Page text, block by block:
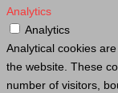
Analytics
Analytics
Analytical cookies
the website. These
number of visitors,